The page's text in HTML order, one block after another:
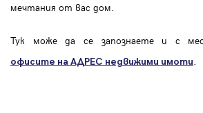
мечтания от вас дом.
Тук може да се запознаете и с
офисите на АДРЕС недвижими имоти.